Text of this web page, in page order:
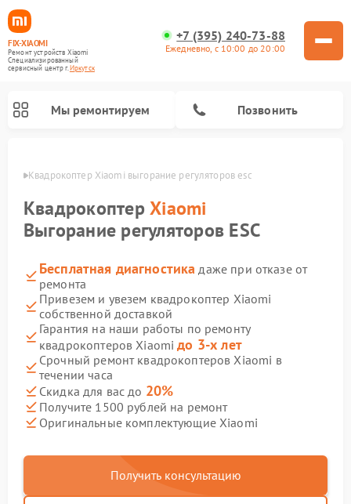
FIX-XIAOMI
Ремонт устройств Xiaomi
Специализированный
cервисный центр г.Иркутск
+7 (395) 240-73-88
Ежедневно, с 10:00 до 20:00
Мы ремонтируем Позвонить
Квадрокоптер Xiaomi выгорание регуляторов esc
КвадрокоптерXiaomi
Выгорание регуляторов ESC
Бесплатная диагностика даже при отказе от
ремонта
Привезем и увезем квадрокоптер Xiaomi
собственной доставкой
Гарантия на наши работы по ремонту
квадрокоптеров Xiaomiдо 3-х лет
Срочный ремонт квадрокоптеров Xiaomi в
течении часа
Скидка для вас до 20%
Получите 1500 рублей на ремонт
Оригинальные комплектующие Xiaomi
Получить консультацию